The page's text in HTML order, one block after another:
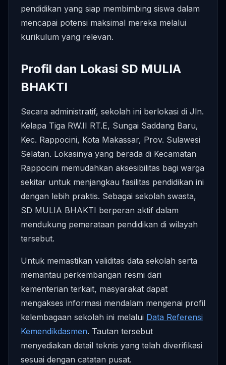
pendidikan yang siap membimbing siswa dalam
mencapai potensi maksimal mereka melalui
kurikulum yang relevan.
Profil dan Lokasi SD MULIA
BHAKTI
Secara administratif, sekolah ini berlokasi di Jln.
Kelapa Tiga RW.II RT.E, Sungai Saddang Baru,
Kec. Rappocini, Kota Makassar, Prov. Sulawesi
Selatan. Lokasinya yang berada di Kecamatan
Rappocini memudahkan aksesibilitas bagi warga
sekitar untuk menjangkau fasilitas pendidikan ini
dengan lebih praktis. Sebagai sekolah swasta,
SD MULIA BHAKTI berperan aktif dalam
mendukung pemerataan pendidikan di wilayah
tersebut.
Untuk memastikan validitas data sekolah serta
memantau perkembangan resmi dari
kementerian terkait, masyarakat dapat
mengakses informasi mendalam mengenai profil
kelembagaan sekolah ini melalui Data Referensi
Kemendikdasmen. Tautan tersebut
menyediakan detail teknis yang telah diverifikasi
sesuai dengan catatan pusat.